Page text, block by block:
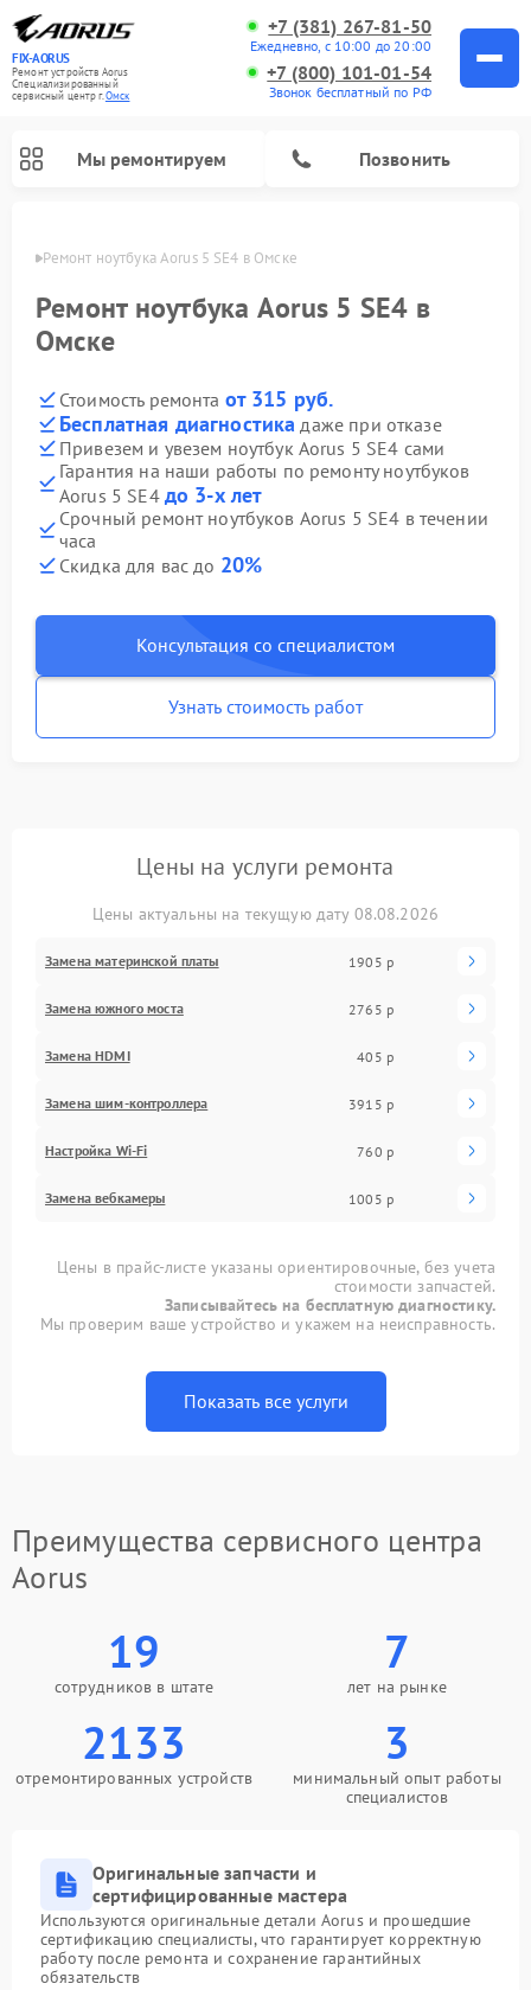
FIX-AORUS
Ремонт устройств Aorus
Специализированный
cервисный центр г.Омск
+7 (381) 267-81-50
Ежедневно, с 10:00 до 20:00
+7 (800) 101-01-54
Звонок бесплатный по РФ
Мы ремонтируем Позвонить
Ремонт ноутбука Aorus 5 SE4 в Омске
Ремонт ноутбука Aorus 5 SE4 в
Омске
Стоимость ремонта от 315 руб.
Бесплатная диагностика даже при отказе
Привезем и увезем ноутбук Aorus 5 SE4 сами
Гарантия на наши работы по ремонту ноутбуков
Aorus 5 SE4 до 3-х лет
Срочный ремонт ноутбуков Aorus 5 SE4 в течении
часа
Скидка для вас до 20%
Консультация со специалистом
Узнать стоимость работ
Цены на услуги ремонта
Цены актуальны на текущую дату 08.08.2026
Замена материнской платы 1905 р
Замена южного моста 2765 р
Замена HDMI 405 р
Замена шим-контроллера 3915 р
Настройка Wi-Fi 760 р
Замена вебкамеры 1005 р
Цены в прайс-листе указаны ориентировочные, без учета
стоимости запчастей.
Записывайтесь на бесплатную диагностику.
Мы проверим ваше устройство и укажем на неисправность.
Показать все услуги
Преимущества сервисного центра
Aorus
19
сотрудников в штате
7
лет на рынке
2133
отремонтированных устройств
3
минимальный опыт работы
специалистов
Оригинальные запчасти и
сертифицированные мастера
Используются оригинальные детали Aorus и прошедшие
сертификацию специалисты, что гарантирует корректную
работу после ремонта и сохранение гарантийных
обязательств